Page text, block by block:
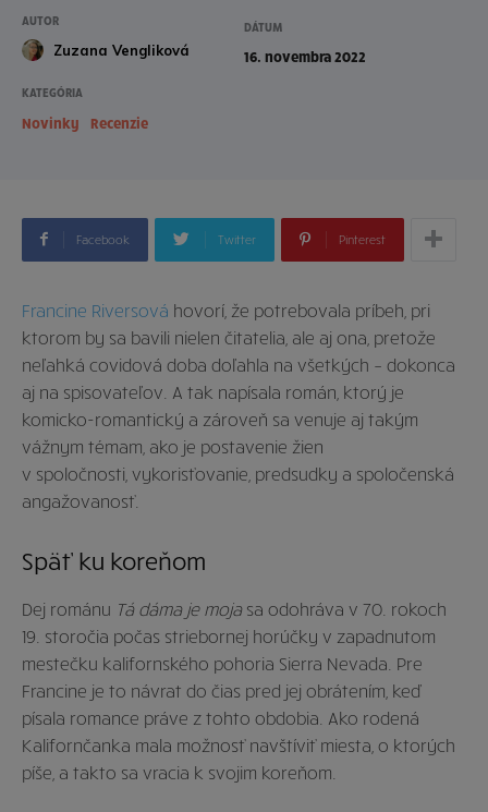
AUTOR
Zuzana Vengliková
DÁTUM
16. novembra 2022
KATEGÓRIA
Novinky Recenzie
Facebook Twitter Pinterest
Francine Riversová hovorí, že potrebovala príbeh, pri
ktorom by sa bavili nielen čitatelia, ale aj ona, pretože
neľahká covidová doba doľahla na všetkých – dokonca
aj na spisovateľov. A tak napísala román, ktorý je
komicko-romantický a zároveň sa venuje aj takým
vážnym témam, ako je postavenie žien
v spoločnosti, vykorisťovanie, predsudky a spoločenská
angažovanosť.
Späť ku koreňom
Dej románu Tá dáma je mojasa odohráva v 70. rokoch
19. storočia počas striebornej horúčky v zapadnutom
mestečku kalifornského pohoria Sierra Nevada. Pre
Francine je to návrat do čias pred jej obrátením, keď
písala romance práve z tohto obdobia. Ako rodená
Kalifornčanka mala možnosť navštíviť miesta, o ktorých
píše, a takto sa vracia k svojim koreňom.